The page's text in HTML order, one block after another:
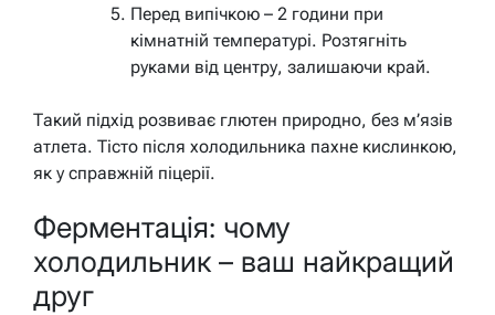
Перед випічкою – 2 години при
кімнатній температурі. Розтягніть
руками від центру, залишаючи край.
Такий підхід розвиває глютен природно, без м’язів
атлета. Тісто після холодильника пахне кислинкою,
як у справжній піцерії.
Ферментація: чому
холодильник – ваш найкращий
друг